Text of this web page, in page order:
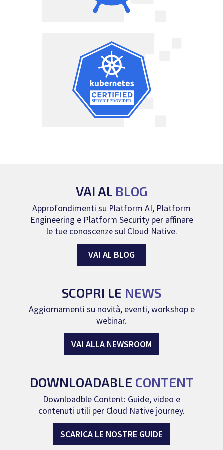
VAI AL BLOG
Approfondimenti su Platform AI, Platform
Engineering e Platform Security per affinare
le tue conoscenze sul Cloud Native.
VAI AL BLOG
SCOPRI LE NEWS
Aggiornamenti su novità, eventi, workshop e
webinar.
VAI ALLA NEWSROOM
DOWNLOADABLE CONTENT
Downloadble Content: Guide, video e
contenuti utili per Cloud Native journey.
SCARICA LE NOSTRE GUIDE